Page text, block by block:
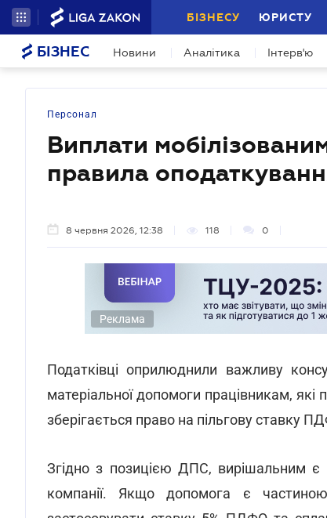
БІЗНЕСУ ЮРИСТУ
БІЗНЕС Новини Аналітика Інтерв'ю
Персонал
Виплати
правила
8 червня 2026, 12:38 118 0
Реклама
Податківці оприлюднили важливу
матеріальної допомоги працівникам, які
зберігається право на пільгову ставку
Згідно з позицією ДПС, вирішальним
компанії. Якщо допомога є